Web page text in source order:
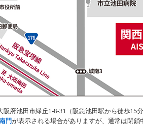
阪府池田市緑丘1-8-31（阪急池田駅から徒歩15
門が表示される場合がありますが、通常は閉鎖